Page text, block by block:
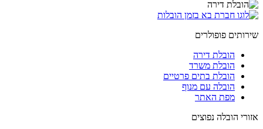
שירותים פופולרים
הובלת דירה
הובלת משרד
הובלת בתים פרטיים
הובלה עם מנוף
מפת האתר
אזורי הובלה נפוצים